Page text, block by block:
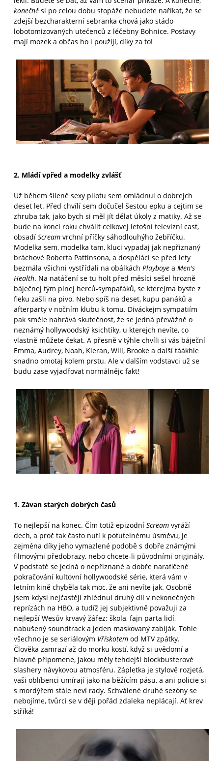
konečně si po celou dobu stopáže nebudete naříkat, že se
zdejší bezcharakterní sebranka chová jako stádo
lobotomizovaných utečenců z léčebny Bohnice. Postavy
mají mozek a občas ho i použijí, díky za to!
2. Mládí vpřed a modelky zvlášť
Už během šíleně sexy pilotu sem omládnul o dobrejch
deset let. Před chvílí sem dočučel šestou epku a cejtim se
zhruba tak, jako bych si měl jít dělat úkoly z matiky. Až se
bude na konci roku chválit celkovej letošní televizní cast,
obsadí Scream vrchní příčky sáhodlouhýho žebříčku.
Modelka sem, modelka tam, kluci vypadaj jak nepřiznaný
bráchové Roberta Pattinsona, a dospěláci se před lety
bezmála všichni vystřídali na obálkách Playboye a Men's
Health. Na natáčení se tu holt před měsíci sešel hrozně
báječnej tým plnej herců-sympaťáků, se kterejma byste z
fleku zašli na pivo. Nebo spíš na deset, kupu panáků a
afterparty v nočním klubu k tomu. Diváckejm sympatiím
pak směle nahrává skutečnost, že se jedná převážně o
neznámý hollywoodský ksichtíky, u kterejch nevíte, co
vlastně můžete čekat. A přesně v týhle chvíli si vás báječní
Emma, Audrey, Noah, Kieran, Will, Brooke a další táákhle
snadno omotaj kolem prstu. Ale v dalším vodstavci už se
budu zase vyjadřovat normálnějc fakt!
1. Závan starých dobrých časů
To nejlepší na konec. Čím totiž epizodní Scream vyráží
dech, a proč tak často nutí k potutelnému úsměvu, je
zejména díky jeho vymazlené podobě s dobře známými
filmovými předobrazy, nebo chcete-li původními originály.
V podstatě se jedná o nepřiznané a dobře narafičené
pokračování kultovní hollywoodské série, která vám v
letním kině chyběla tak moc, že ani nevíte jak. Osobně
jsem kdysi nejčastěji zhlédnul druhý díl v nekonečných
reprízách na HBO, a tudíž jej subjektivně považuji za
nejlepší Wesův krvavý žářez: škola, fajn parta lidí,
nabušený soundtrack a jeden maskovaný zabiják. Tohle
všechno je se seriálovým Vřískotem od MTV zpátky.
Člověka zamrazí až do morku kostí, když si uvědomí a
hlavně připomene, jakou měly tehdejší blockbusterové
slashery návykovou atmosféru. Zápletka je stylově rozjetá,
vaši oblíbenci umírají jako na běžícím pásu, a ani policie si
s mordýřem stále neví rady. Schválené druhé sezóny se
nebojíme, tvůrci se v ději pořád zdaleka neplácají. Ať krev
stříká!